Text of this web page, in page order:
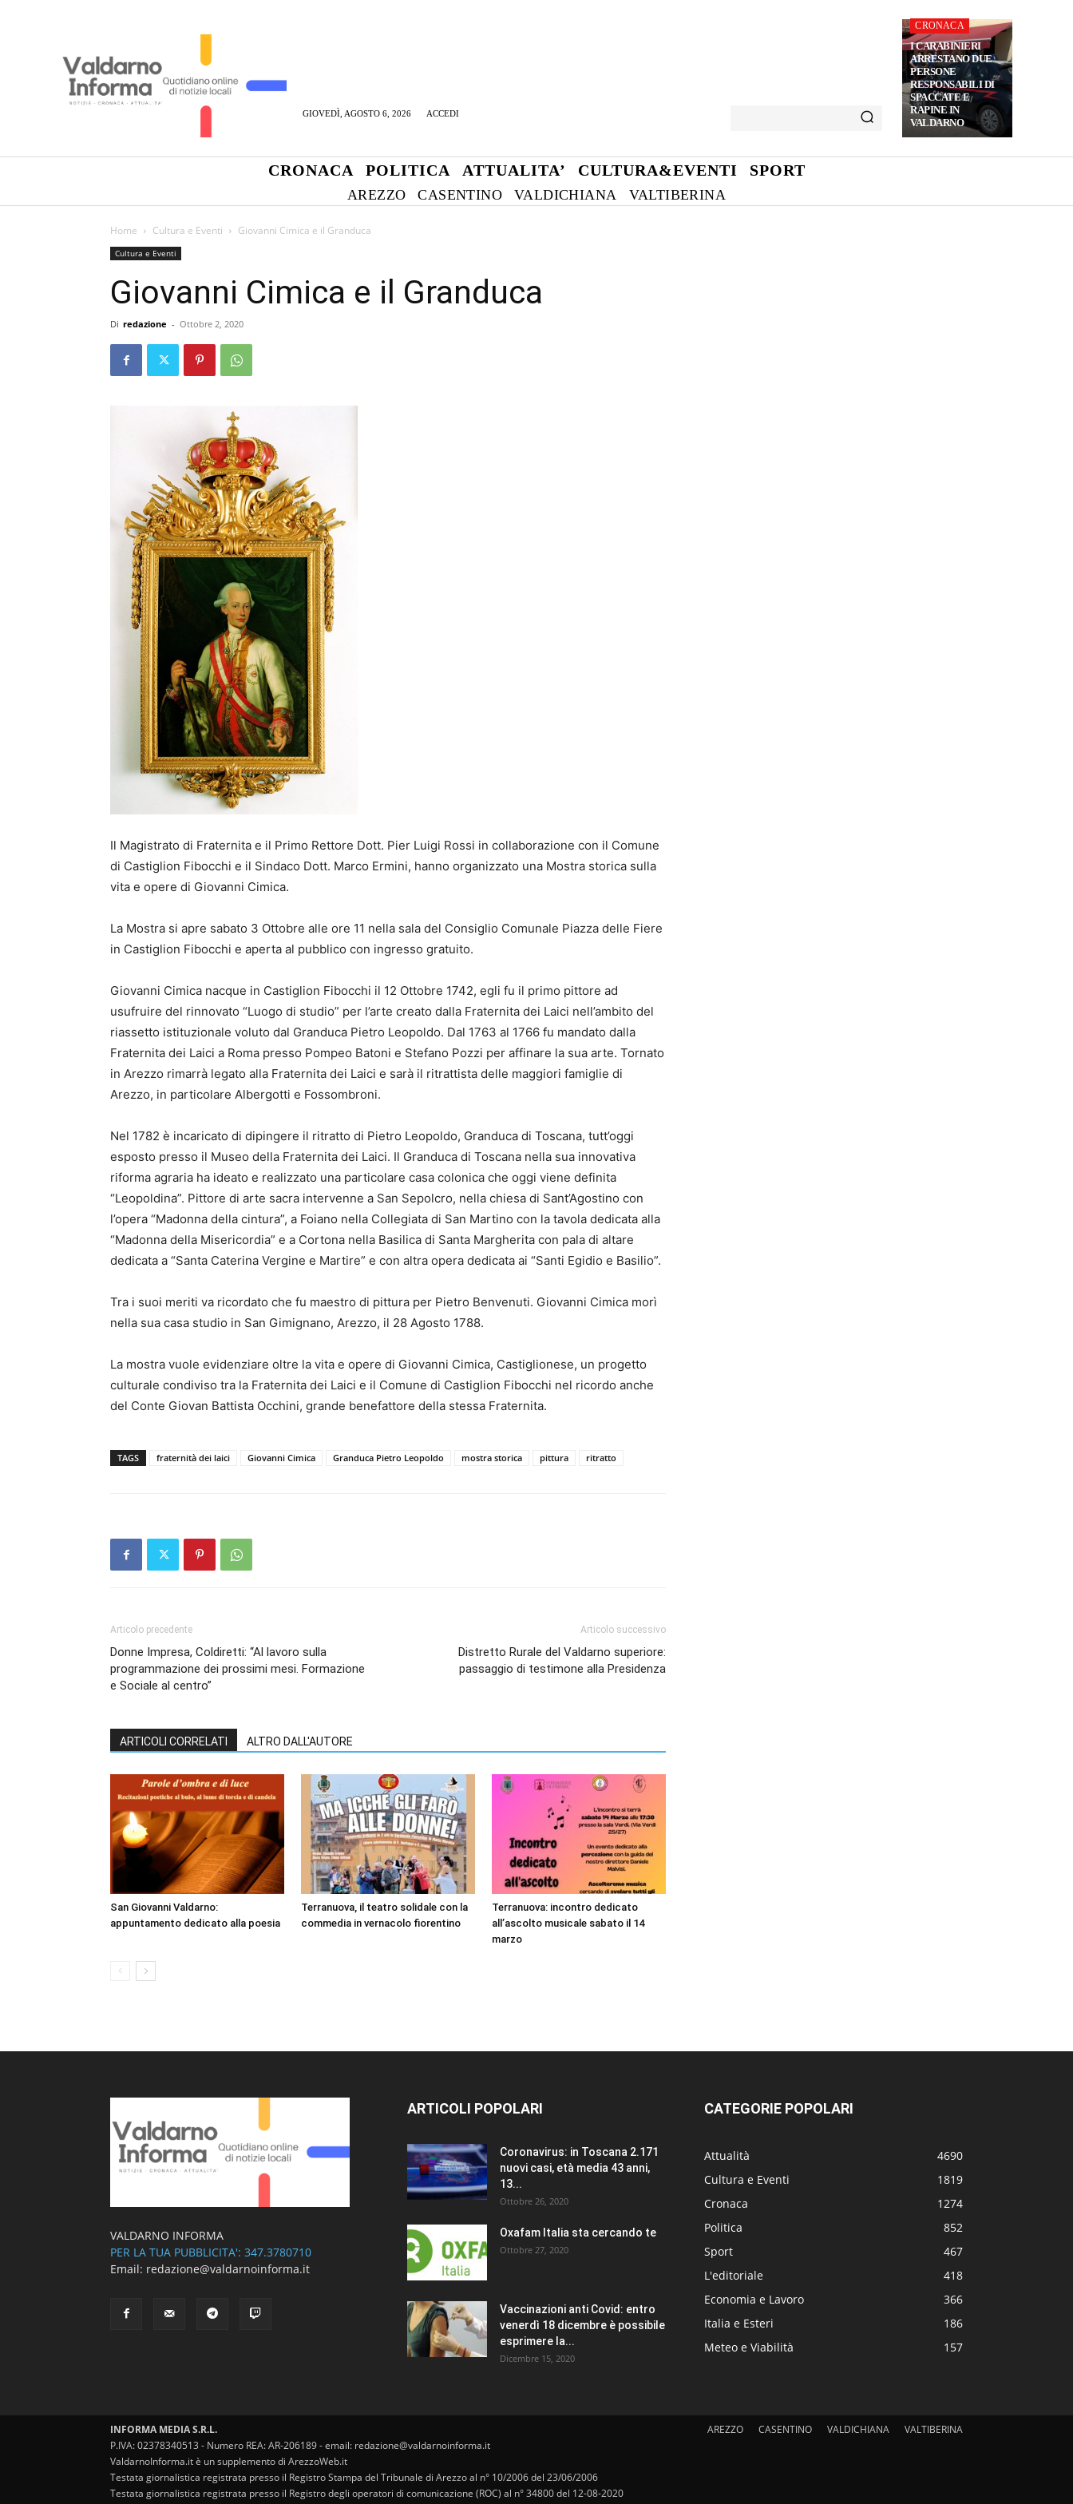
GIOVEDÌ, AGOSTO 6, 2026 ACCEDI
CRONACA
I CARABINIERI
ARRESTANO DUE
PERSONE
RESPONSABILI DI
SPACCATE E
RAPINE IN
VALDARNO
CRONACA POLITICA ATTUALITA’ CULTURA&EVENTI SPORT
AREZZO CASENTINO VALDICHIANA VALTIBERINA
Home Cultura e Eventi Giovanni Cimica e il Granduca
Cultura e Eventi
Giovanni Cimica e il Granduca
Di redazione - Ottobre 2, 2020
Il Magistrato di Fraternita e il Primo Rettore Dott. Pier Luigi Rossi in collaborazione con il Comune
di Castiglion Fibocchi e il Sindaco Dott. Marco Ermini, hanno organizzato una Mostra storica sulla
vita e opere di Giovanni Cimica.
La Mostra si apre sabato 3 Ottobre alle ore 11 nella sala del Consiglio Comunale Piazza delle Fiere
in Castiglion Fibocchi e aperta al pubblico con ingresso gratuito.
Giovanni Cimica nacque in Castiglion Fibocchi il 12 Ottobre 1742, egli fu il primo pittore ad
usufruire del rinnovato “Luogo di studio” per l’arte creato dalla Fraternita dei Laici nell’ambito del
riassetto istituzionale voluto dal Granduca Pietro Leopoldo. Dal 1763 al 1766 fu mandato dalla
Fraternita dei Laici a Roma presso Pompeo Batoni e Stefano Pozzi per affinare la sua arte. Tornato
in Arezzo rimarrà legato alla Fraternita dei Laici e sarà il ritrattista delle maggiori famiglie di
Arezzo, in particolare Albergotti e Fossombroni.
Nel 1782 è incaricato di dipingere il ritratto di Pietro Leopoldo, Granduca di Toscana, tutt’oggi
esposto presso il Museo della Fraternita dei Laici. Il Granduca di Toscana nella sua innovativa
riforma agraria ha ideato e realizzato una particolare casa colonica che oggi viene definita
“Leopoldina”. Pittore di arte sacra intervenne a San Sepolcro, nella chiesa di Sant’Agostino con
l’opera “Madonna della cintura”, a Foiano nella Collegiata di San Martino con la tavola dedicata alla
“Madonna della Misericordia” e a Cortona nella Basilica di Santa Margherita con pala di altare
dedicata a “Santa Caterina Vergine e Martire” e con altra opera dedicata ai “Santi Egidio e Basilio”.
Tra i suoi meriti va ricordato che fu maestro di pittura per Pietro Benvenuti. Giovanni Cimica morì
nella sua casa studio in San Gimignano, Arezzo, il 28 Agosto 1788.
La mostra vuole evidenziare oltre la vita e opere di Giovanni Cimica, Castiglionese, un progetto
culturale condiviso tra la Fraternita dei Laici e il Comune di Castiglion Fibocchi nel ricordo anche
del Conte Giovan Battista Occhini, grande benefattore della stessa Fraternita.
TAGS fraternità dei laici Giovanni Cimica Granduca Pietro Leopoldo mostra storica pittura ritratto
Articolo precedente
Donne Impresa, Coldiretti: “Al lavoro sulla
programmazione dei prossimi mesi. Formazione
e Sociale al centro”
Articolo successivo
Distretto Rurale del Valdarno superiore:
passaggio di testimone alla Presidenza
ARTICOLI CORRELATI ALTRO DALL'AUTORE
San Giovanni Valdarno:
appuntamento dedicato alla poesia
Terranuova, il teatro solidale con la
commedia in vernacolo fiorentino
Terranuova: incontro dedicato
all’ascolto musicale sabato il 14
marzo
VALDARNO INFORMA
PER LA TUA PUBBLICITA': 347.3780710
Email: redazione@valdarnoinforma.it
ARTICOLI POPOLARI
Coronavirus: in Toscana 2.171
nuovi casi, età media 43 anni,
13...
Ottobre 26, 2020
Oxafam Italia sta cercando te
Ottobre 27, 2020
Vaccinazioni anti Covid: entro
venerdì 18 dicembre è possibile
esprimere la...
Dicembre 15, 2020
CATEGORIE POPOLARI
Attualità
4690
Cultura e Eventi
1819
Cronaca
1274
Politica
852
Sport
467
L'editoriale
418
Economia e Lavoro
366
Italia e Esteri
186
Meteo e Viabilità
157
AREZZO CASENTINO VALDICHIANA VALTIBERINA
INFORMA MEDIA S.R.L.
P.IVA: 02378340513 - Numero REA: AR-206189 - email: redazione@valdarnoinforma.it
ValdarnoInforma.it è un supplemento di ArezzoWeb.it
Testata giornalistica registrata presso il Registro Stampa del Tribunale di Arezzo al n° 10/2006 del 23/06/2006
Testata giornalistica registrata presso il Registro degli operatori di comunicazione (ROC) al n° 34800 del 12-08-2020